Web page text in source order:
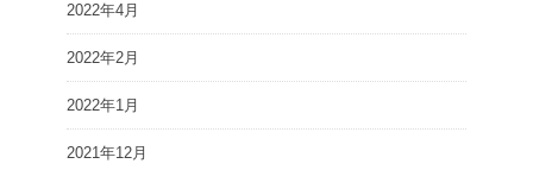
2022年4月
2022年2月
2022年1月
2021年12月